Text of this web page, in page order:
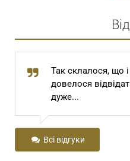
Так склалося, що
довелося
дуже...
Всі відгуки